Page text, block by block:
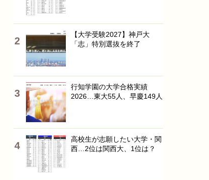
【大学受験2027】神戸大
「志」特別選抜を終了
行知学園の大学合格実績
2026…東大55人、早慶149人
高校生が志願したい大学・関
西…2位は関西大、1位は？